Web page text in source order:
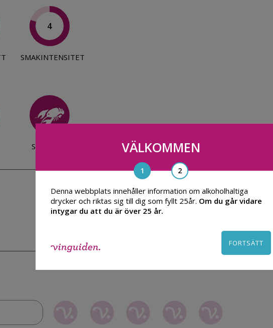
4
SMAKINTENSITET
SKALDJUR VÄLKOMMEN
Denna webbplats innehåller information om alkoholhaltiga
drycker och riktas sig till dig som fyllt 25år. Om du går vidare
intygar du att du är över 25 år.
FORTSÄTT